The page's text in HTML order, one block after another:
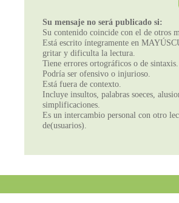
Su mensaje no será publicado si:
Su contenido coincide con el de otros
Está escrito íntegramente en
gritar y dificulta la lectura.
Tiene errores ortográficos o de sintaxis.
Podría ser ofensivo o injurioso.
Está fuera de contexto.
Incluye insultos, palabras soeces,
simplificaciones.
Es un intercambio personal con otro
de(usuarios).